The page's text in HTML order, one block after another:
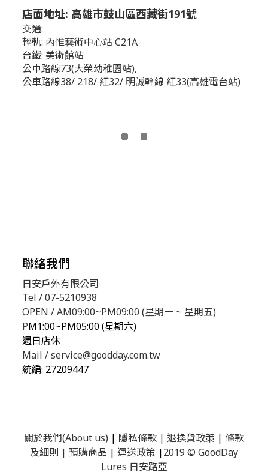
店面地址: 高雄市鼓山區西藏街191號
交通:
輕軌: 內惟藝術中心站 C21A
台鐵: 美術館站
公車路線73(大榮幼稚園站),
公車路線38/ 218/ 紅32/ 明誠幹線 紅33(高雄電台站)
聯絡我們
日安戶外有限公司
Tel / 07-5210938
OPEN / AM09:00~PM09:00 (星期一 ~ 星期五)
PM1:00~PM05:00 (星期六)
週日店休
Mail / service@goodday.com.tw
統編: 27209447
關於我們(About us) | 隱私條款 | 退換貨政策 | 條款
及細則 | 預購商品 | 運送政策 |2019 © GoodDay
Lures 日安路亞